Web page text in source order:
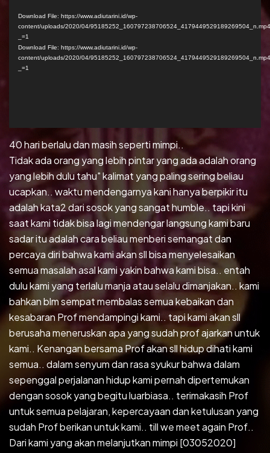
Download File: https://www.adiutarini.id/wp-
content/uploads/2020/04/
_=1
Download File: https://www.adiutarini.id/wp-
content/uploads/2020/04/
_=1
40 hari berlalu dan masih seperti mimpi..
Tidak ada orang yang lebih pintar yang ada adalah orang
yang lebih dulu tahu" kalimat yang paling sering beliau
ucapkan.. waktu mendengarnya kani hanya berpikir itu
adalah kata2 dari sosok yang sangat humble.. tapi kini
saat kami tidak bisa lagi mendengar langsung kami baru
sadar itu adalah cara beliau menberi semangat dan
percaya diri bahwa kami akan sll bisa menyelesaikan
semua masalah asal kami yakin bahwa kami bisa.. entah
dulu kami yang terlalu manja atau selalu dimanjakan.. kami
bahkan blm sempat membalas semua kebaikan dan
kesabaran Prof mendampingi kami.. tapi kami akan sll
berusaha meneruskan apa yang sudah prof ajarkan untuk
kami.. Kenangan bersama Prof akan sll hidup dihati kami
semua.. dalam senyum dan rasa syukur bahwa dalam
sepenggal perjalanan hidup kami pernah dipertemukan
dengan sosok yang begitu luarbiasa.. terimakasih Prof
untuk semua pelajaran, kepercayaan dan ketulusan yang
sudah Prof berikan untuk kami.. till we meet again Prof..
Dari kami yang akan melanjutkan mimpi [03052020]